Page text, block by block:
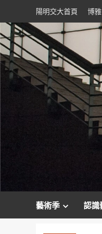
content
陽明交大首頁 博
藝術季 認識